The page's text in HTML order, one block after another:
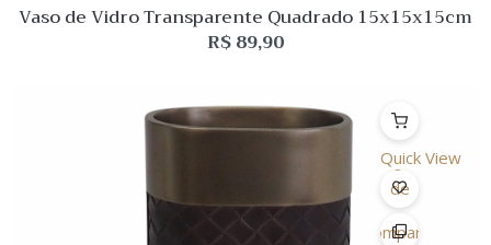
Vaso de Vidro Transparente Quadrado 15x15x15cm
R$89,90
Quick View
Lista
de
Desejo
Comparar